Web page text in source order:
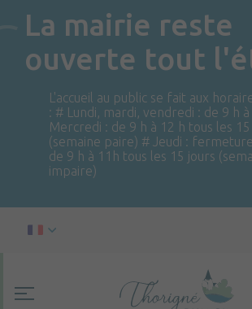
La mairie reste
ouverte tout
L'accueil au public se fait aux
: # Lundi, mardi, vendredi : de 9 h
Mercredi : de 9 h à 12 h tous les
(semaine paire) # Jeudi :
de 9 h à 11h tous les 15 jours
impaire)